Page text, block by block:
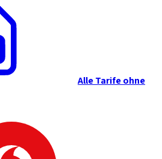
Alle Tarife ohne